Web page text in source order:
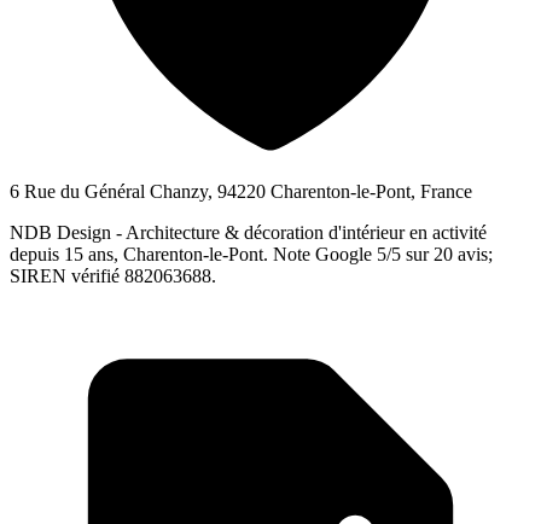
6 Rue du Général Chanzy, 94220 Charenton-le-Pont, France
NDB Design - Architecture & décoration d'intérieur en activité
depuis 15 ans, Charenton-le-Pont. Note Google 5/5 sur 20 avis;
SIREN vérifié 882063688.